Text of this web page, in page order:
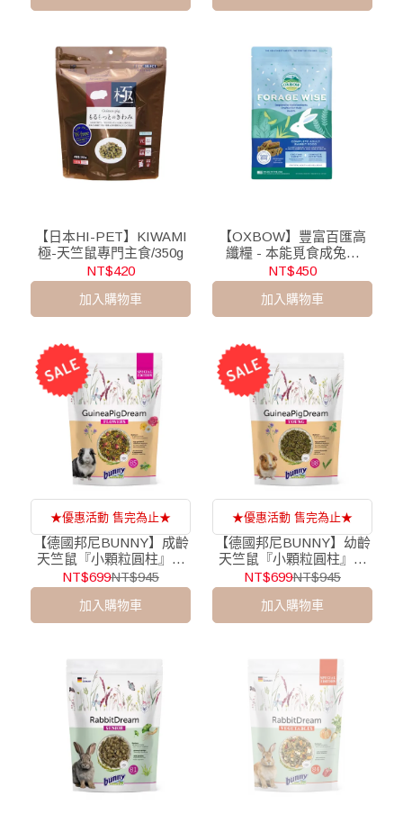
【日本HI-PET】KIWAMI
極-天竺鼠專門主食/350g
NT$420
加入購物車
【OXBOW】豐富百匯高
纖糧 - 本能覓食成兔飼
料/4lb
NT$450
加入購物車
★優惠活動 售完為止★
【德國邦尼BUNNY】成齡
天竺鼠『小顆粒圓柱』無
糖高安C花草配方/1.5kg
NT$699NT$945
加入購物車
★優惠活動 售完為止★
【德國邦尼BUNNY】幼齡
天竺鼠『小顆粒圓柱』無
糖高安C花草配方/1.5kg
NT$699NT$945
加入購物車